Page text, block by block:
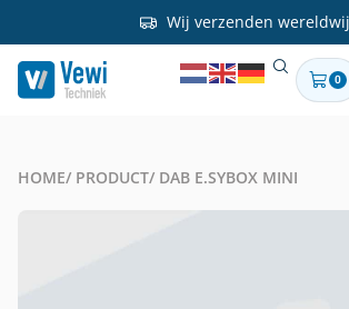
Wij verzenden
0
HOME/ PRODUCT/ DAB E.SYBOX MINI